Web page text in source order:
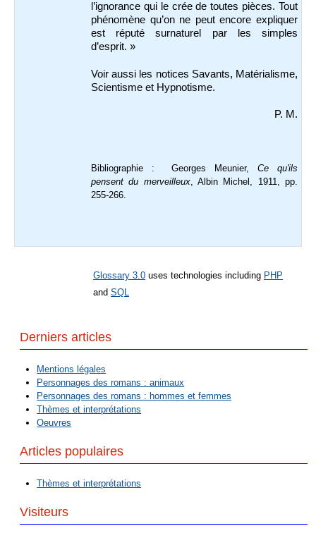
l’ignorance qui le crée de toutes pièces. Tout
phénomène qu’on ne peut encore expliquer
est réputé surnaturel par les simples
d’esprit. »
Voir aussi les notices Savants, Matérialisme,
Scientisme et Hypnotisme.
P. M.
Bibliographie : Georges Meunier, Ce qu'ils
pensent du merveilleux, Albin Michel, 1911, pp.
255-266.
Glossary 3.0 uses technologies including PHP
and SQL
Derniers articles
Mentions légales
Personnages des romans : animaux
Personnages des romans : hommes et femmes
Thèmes et interprétations
Oeuvres
Articles populaires
Thèmes et interprétations
Visiteurs